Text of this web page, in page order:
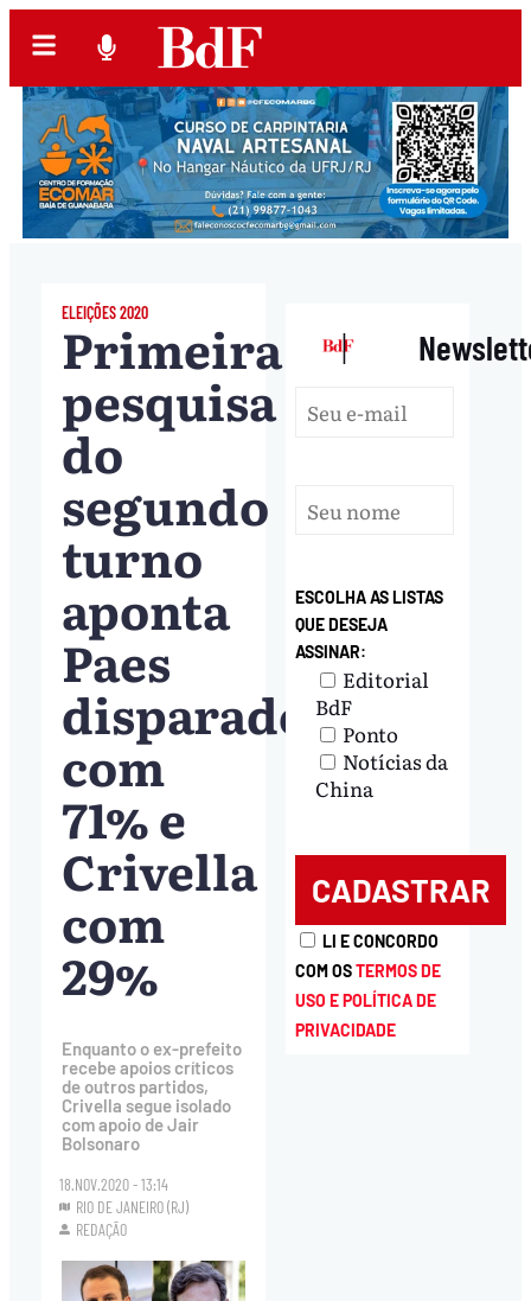
ELEIÇÕES 2020
Primeira
pesquisa
do
segundo
turno
aponta
Paes
disparado
com
71% e
Crivella
com
29%
Enquanto o ex-prefeito
recebe apoios críticos
de outros partidos,
Crivella segue isolado
com apoio de Jair
Bolsonaro
18.NOV.2020 - 13:14
RIO DE JANEIRO (RJ)
REDAÇÃO
|
ESCOLHA AS LISTAS
QUE DESEJA
ASSINAR:
Editorial
BdF
Ponto
Notícias da
China
LI E CONCORDO
COM OSTERMOS DE
USO E POLÍTICA DE
PRIVACIDADE